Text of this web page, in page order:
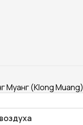
Муанг (Klong Muang)